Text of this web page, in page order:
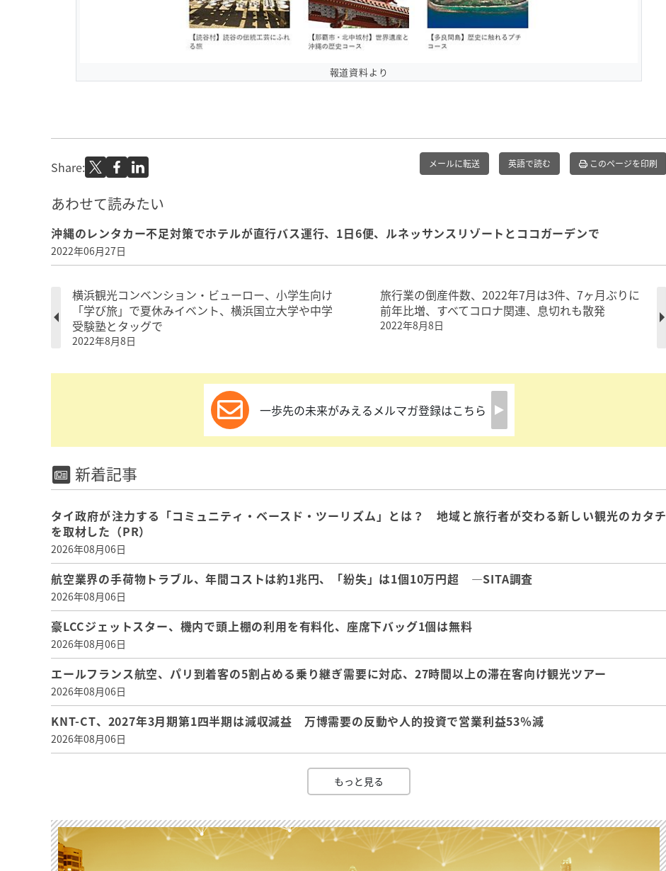
報道資料より
Share: メールに転送 英語で読む このページを印刷
あわせて読みたい
沖縄のレンタカー不足対策でホテルが直行バス運行、1日6便、ルネッサンスリゾートとココガーデンで
2022年06月27日
横浜観光コンベンション・ビューロー、小学生向け
「学び旅」で夏休みイベント、横浜国立大学や中学
受験塾とタッグで
2022年8月8日
旅行業の倒産件数、2022年7月は3件、7ヶ月ぶりに
前年比増、すべてコロナ関連、息切れも散発
2022年8月8日
一歩先の未来がみえるメルマガ登録はこちら
新着記事
タイ政府が注力する「コミュニティ・ベースド・ツーリズム」とは？ 地域と旅行者が交わる新しい観光のカタチ
を取材した（PR）
2026年08月06日
航空業界の手荷物トラブル、年間コストは約1兆円、「紛失」は1個10万円超 ―SITA調査
2026年08月06日
豪LCCジェットスター、機内で頭上棚の利用を有料化、座席下バッグ1個は無料
2026年08月06日
エールフランス航空、パリ到着客の5割占める乗り継ぎ需要に対応、27時間以上の滞在客向け観光ツアー
2026年08月06日
KNT-CT、2027年3月期第1四半期は減収減益 万博需要の反動や人的投資で営業利益53％減
2026年08月06日
もっと見る